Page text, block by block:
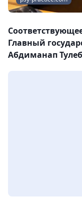
Главный
Абдиманап